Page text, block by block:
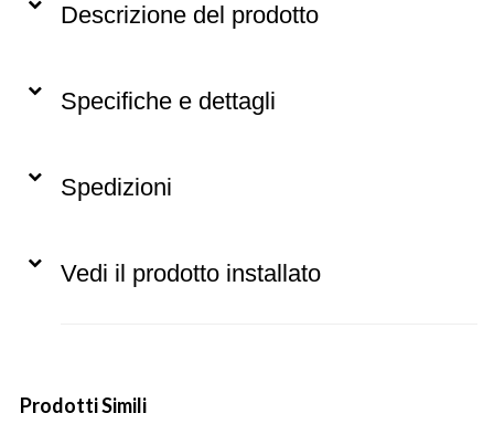
Descrizione del prodotto
Specifiche e dettagli
Spedizioni
Vedi il prodotto installato
Prodotti Simili